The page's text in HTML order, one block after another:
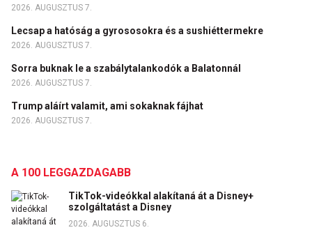
2026. AUGUSZTUS 7.
Lecsap a hatóság a gyrososokra és a sushiéttermekre
2026. AUGUSZTUS 7.
Sorra buknak le a szabálytalankodók a Balatonnál
2026. AUGUSZTUS 7.
Trump aláírt valamit, ami sokaknak fájhat
2026. AUGUSZTUS 7.
A 100 LEGGAZDAGABB
TikTok-videókkal alakítaná át a Disney+
szolgáltatást a Disney
2026. AUGUSZTUS 6.